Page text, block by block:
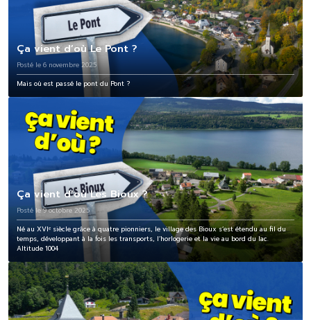
Ça vient d’où Le Pont ?
Posté le 6 novembre 2025
Mais où est passé le pont du Pont ?
Ça vient d’où Les Bioux ?
Posté le 9 octobre 2025
Né au XVIᵉ siècle grâce à quatre pionniers, le village des Bioux s’est étendu au fil du
temps, développant à la fois les transports, l’horlogerie et la vie au bord du lac.
Altitude 1004